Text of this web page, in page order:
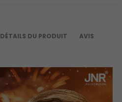
DÉTAILS DU PRODUIT AVIS